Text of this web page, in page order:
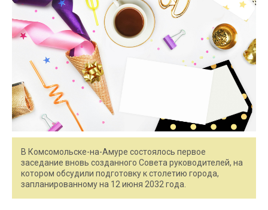
В Комсомольске-на-Амуре состоялось первое
заседание вновь созданного Совета руководителей, на
котором обсудили подготовку к столетию города,
запланированному на 12 июня 2032 года.